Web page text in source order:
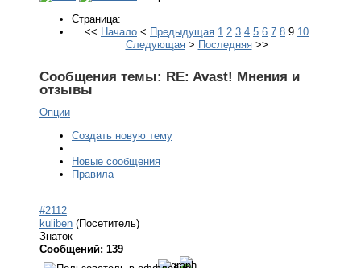
Страница:
<< Начало < Предыдущая 1 2 3 4 5 6 7 8 9 10
Следующая> Последняя>>
Сообщения темы: RE: Avast! Мнения и
отзывы
Опции
Создать новую тему
Новые сообщения
Правила
#2112
kuliben (Посетитель)
Знаток
Сообщений: 139